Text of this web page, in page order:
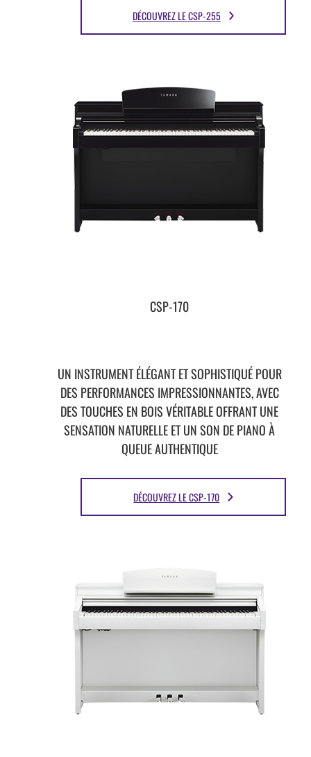
DÉCOUVREZ LE CSP-255
CSP-170
UN INSTRUMENT ÉLÉGANT ET SOPHISTIQUÉ POUR
DES PERFORMANCES IMPRESSIONNANTES, AVEC
DES TOUCHES EN BOIS VÉRITABLE OFFRANT UNE
SENSATION NATURELLE ET UN SON DE PIANO À
QUEUE AUTHENTIQUE
DÉCOUVREZ LE CSP-170